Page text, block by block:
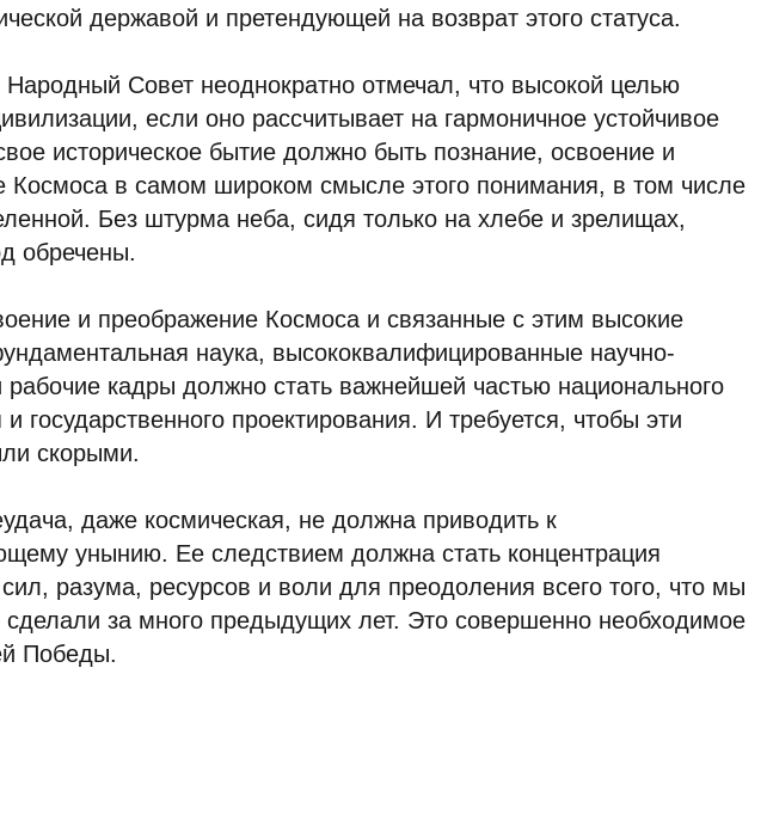
державой и претендующей на возврат этого статуса.
Совет неоднократно отмечал, что высокой целью
если оно рассчитывает на гармоничное устойчивое
историческое бытие должно быть познание, освоение и
Космоса в самом широком смысле этого понимания, в том числе
Без штурма неба, сидя только на хлебе и зрелищах,
обречены.
и преображение Космоса и связанные с этим высокие
наука, высококвалифицированные научно-
рабочие кадры должно стать важнейшей частью национального
государственного проектирования. И требуется, чтобы эти
скорыми.
даже космическая, не должна приводить к
унынию. Ее следствием должна стать концентрация
сил, разума, ресурсов и воли для преодоления всего того, что мы
сделали за много предыдущих лет. Это совершенно необходимое
Победы.